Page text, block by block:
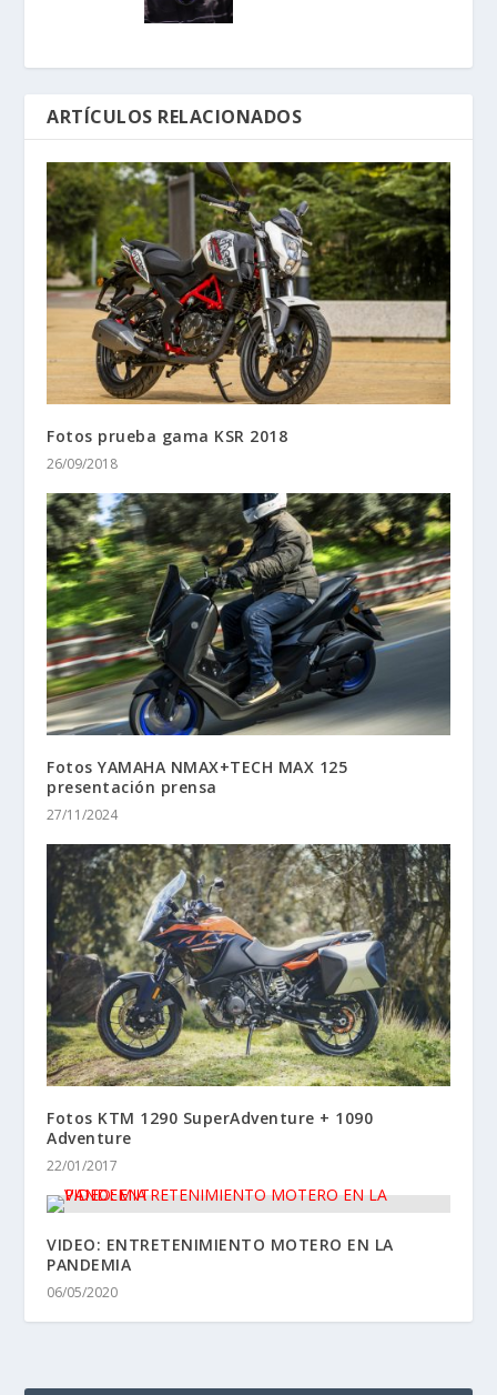
ARTÍCULOS RELACIONADOS
Fotos prueba gama KSR 2018
26/09/2018
Fotos YAMAHA NMAX+TECH MAX 125
presentación prensa
27/11/2024
Fotos KTM 1290 SuperAdventure + 1090
Adventure
22/01/2017
VIDEO: ENTRETENIMIENTO MOTERO EN LA
PANDEMIA
06/05/2020